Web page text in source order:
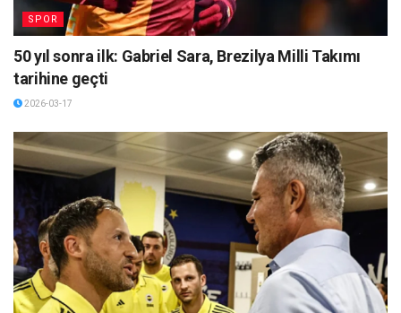
SPOR
50 yıl sonra ilk: Gabriel Sara, Brezilya Milli Takımı
tarihine geçti
2026-03-17